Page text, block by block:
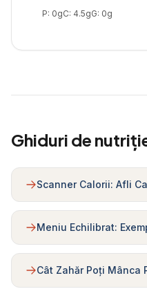
P: 0gC: 4.5gG: 0g
Ghiduri de
Scanner Calorii: Afli
Meniu Echilibrat:
Cât Zahăr Poți Mânca